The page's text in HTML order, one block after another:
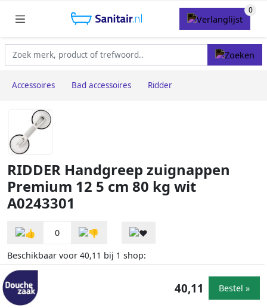
Accessoires Bad accessoires Ridder
RIDDER Handgreep zuignappen
Premium 12 5 cm 80 kg wit
A0243301
0
Beschikbaar voor 40,11 bij 1 shop:
40,11 Bestel »